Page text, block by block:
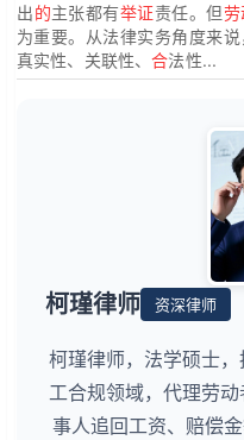
出的主张都有举证责任。但劳
为重要。从法律实务角度来说
真实性、关联性、合法性...
柯瑾律师 资深律师
柯瑾律师，法学硕士
工合规领域，代理劳
事人追回工资、赔偿